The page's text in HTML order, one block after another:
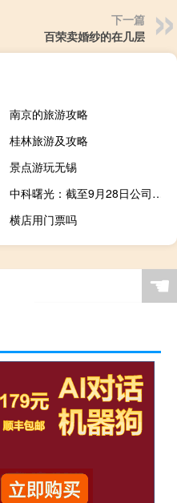
下一篇
百荣卖婚纱的在几层
南京的旅游攻略
桂林旅游及攻略
景点游玩无锡
中科曙光：截至9月28日公司股东总户数为23.78万户
横店用门票吗
☚